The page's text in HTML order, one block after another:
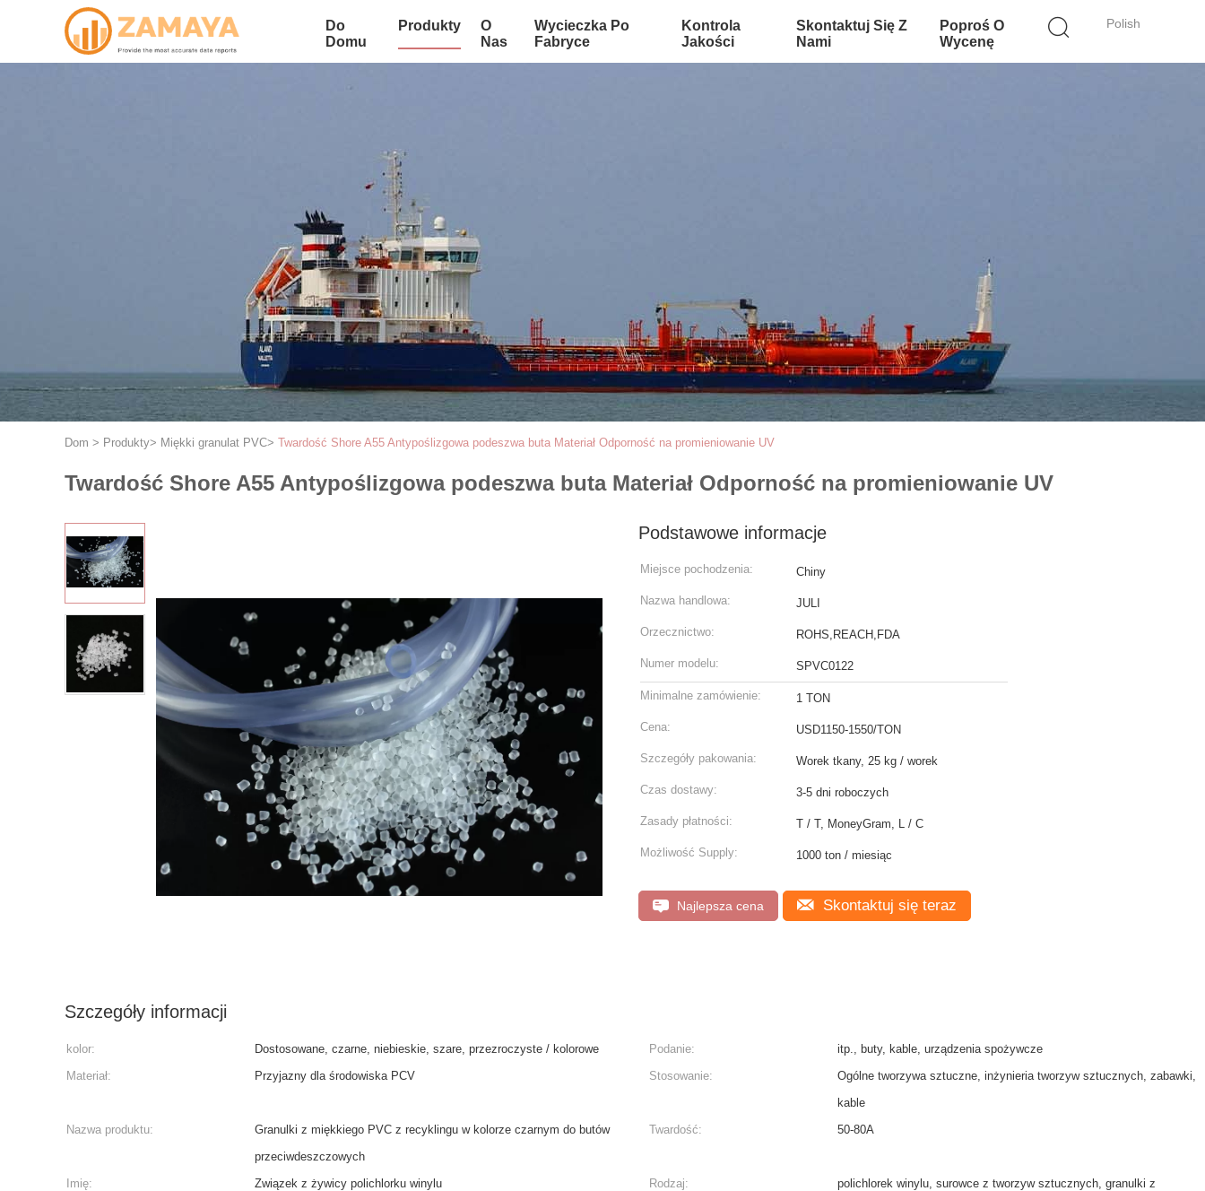
Polish
Do
Domu
Produkty
O
Nas
Wycieczka Po
Fabryce
Kontrola
Jakości
Skontaktuj Się Z
Nami
Poproś O
Wycenę
Dom > Produkty> Miękki granulat PVC> Twardość Shore A55 Antypoślizgowa podeszwa buta Materiał Odporność na promieniowanie UV
Twardość Shore A55 Antypoślizgowa podeszwa buta Materiał Odporność na promieniowanie UV
Podstawowe informacje
Miejsce pochodzenia: Chiny
Nazwa handlowa: JULI
Orzecznictwo: ROHS,REACH,FDA
Numer modelu: SPVC0122
Minimalne zamówienie: 1 TON
Cena: USD1150-1550/TON
Szczegóły pakowania: Worek tkany, 25 kg / worek
Czas dostawy: 3-5 dni roboczych
Zasady płatności: T / T, MoneyGram, L / C
Możliwość Supply: 1000 ton / miesiąc
Najlepsza cena Skontaktuj się teraz
Szczegóły informacji
kolor: Dostosowane, czarne, niebieskie, szare, przezroczyste / kolorowe Podanie:
itp., buty, kable, urządzenia spożywcze
Materiał:
Przyjazny dla środowiska PCV Stosowanie:
Ogólne tworzywa sztuczne, inżynieria tworzyw sztucznych, zabawki,
kable
Nazwa produktu:
Granulki z miękkiego PVC z recyklingu w kolorze czarnym do butów
przeciwdeszczowych
Twardość: 50-80A
Imię: Związek z żywicy polichlorku winylu Rodzaj:
polichlorek winylu, surowce z tworzyw sztucznych, granulki z